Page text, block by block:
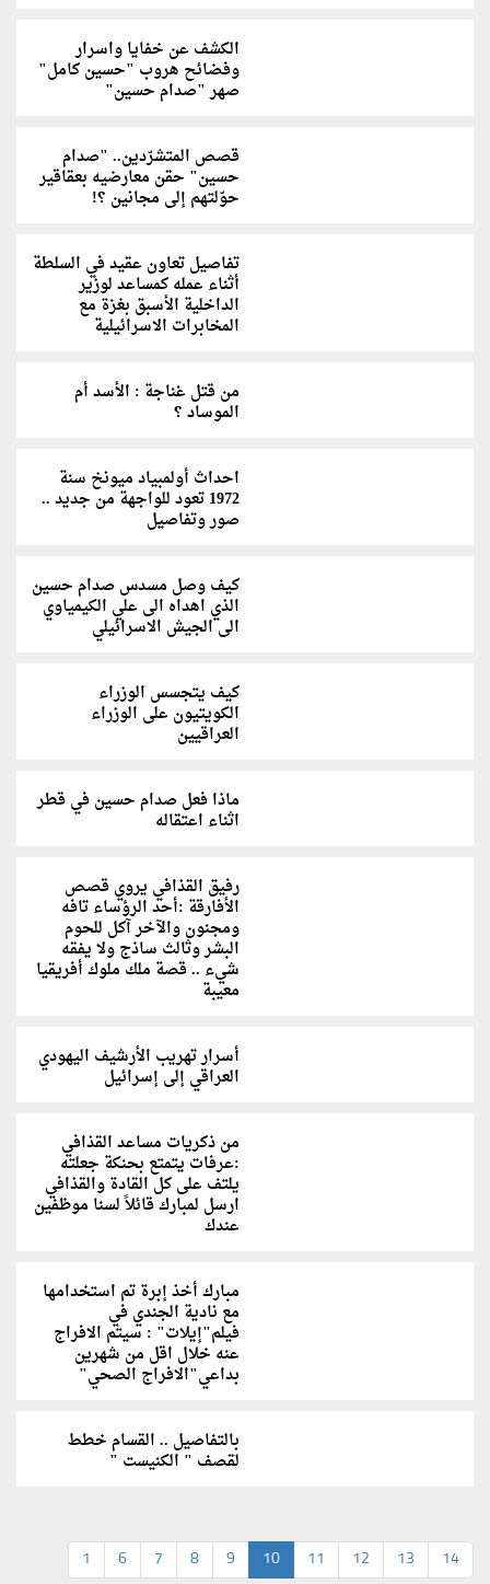
الكشف عن خفايا واسرار
وفضائح هروب "حسين كامل"
صهر "صدام حسين"
قصص المتشرّدين.. "صدام
حسين" حقن معارضيه بعقاقير
حوّلتهم إلى مجانين ؟!
تفاصيل تعاون عقيد في السلطة
أثناء عمله كمساعد لوزير
الداخلية الأسبق بغزة مع
المخابرات الاسرائيلية
من قتل غناجة : الأسد أم
الموساد ؟
احداث أولمبياد ميونخ سنة
1972 تعود للواجهة من جديد ..
صور وتفاصيل
كيف وصل مسدس صدام حسين
الذي اهداه الى علي الكيمياوي
الى الجيش الاسرائيلي
كيف يتجسس الوزراء
الكويتيون على الوزراء
العراقيين
ماذا فعل صدام حسين في قطر
اثناء اعتقاله
رفيق القذافي يروي قصص
الأفارقة :أحد الرؤساء تافه
ومجنون والآخر آكل للحوم
البشر وثالث ساذج ولا يفقه
شيء .. قصة ملك ملوك أفريقيا
معيبة
أسرار تهريب الأرشيف اليهودي
العراقي إلى إسرائيل
من ذكريات مساعد القذافي
:عرفات يتمتع بحنكة جعلته
يلتف على كل القادة والقذافي
ارسل لمبارك قائلاً لسنا موظفين
عندك
مبارك أخذ إبرة تم استخدامها
مع نادية الجندي في
فيلم"إيلات" : سيتم الافراج
عنه خلال اقل من شهرين
بداعي"الافراج الصحي"
بالتفاصيل .. القسام خطط
لقصف " الكنيست "
1 6 7 8 9 10 11 12 13 14